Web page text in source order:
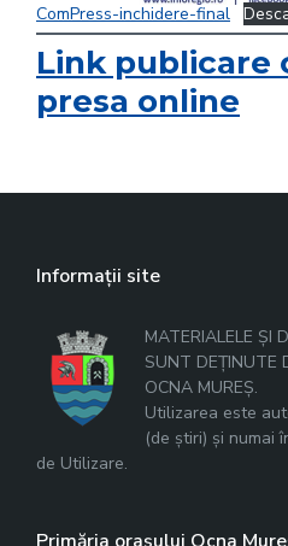
ComPress-inchidere-final
Link publicare
presa online
Informații site
MATERIALELE ȘI
SUNT DEȚINUTE
OCNA MUREȘ.
Utilizarea este
(de știri) și numai
de Utilizare.